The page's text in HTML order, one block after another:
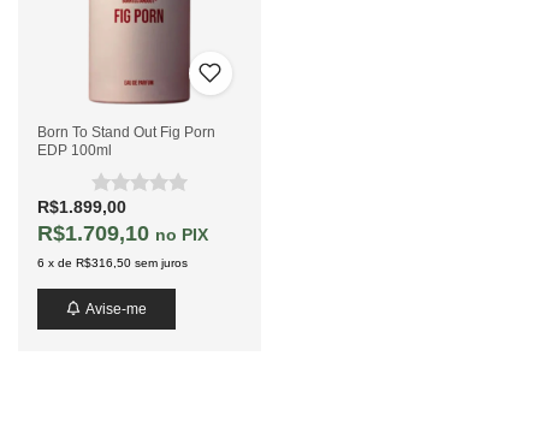
Born To Stand Out Fig Porn
EDP 100ml
R$1.899,00
R$1.709,10 PIX
6 x de R$316,50 sem juros
Avise-me